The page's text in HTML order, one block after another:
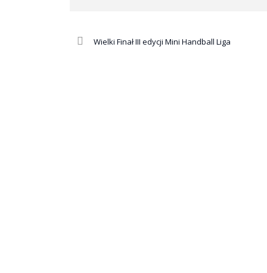
Wielki Finał III edycji Mini Handball Liga